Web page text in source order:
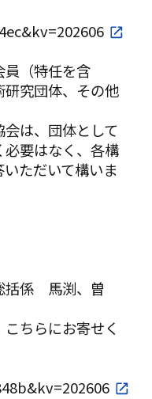
（特任を含
究団体、その他
は、団体として
要はなく、各構
ただいて構いま
括係 馬渕、曽
ちらにお寄せく